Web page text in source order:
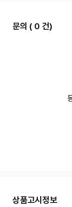
문의 ( 0 건)
상품고시정보